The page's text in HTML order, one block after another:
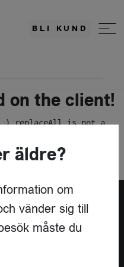
BLI KUND
on the client!
is not a
äldre?
om
vänder sig till
måste du